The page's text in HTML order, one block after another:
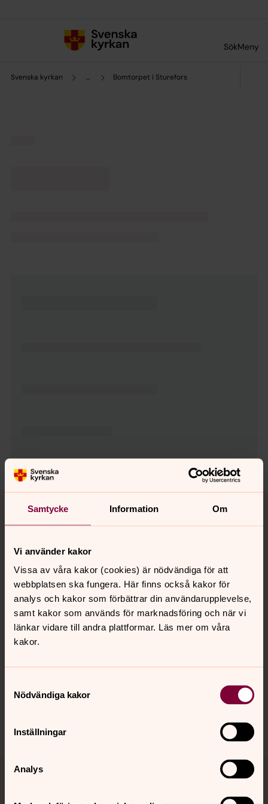
Samtycke Information Om
Vi använder kakor
Vissa av våra kakor (cookies) är nödvändiga för att
webbplatsen ska fungera. Här finns också kakor för
analys och kakor som förbättrar din användarupplevelse,
samt kakor som används för marknadsföring och när vi
länkar vidare till andra plattformar. Läs mer om våra
kakor.
Nödvändiga kakor
Inställningar
Analys
SökMeny
Svenska kyrkan ... Bomtorpet i Sturefors
Tillbaka till toppen
Tillbaka till innehållet
Kontakt
Kalender
Hitta snabbt
Sociala kanaler